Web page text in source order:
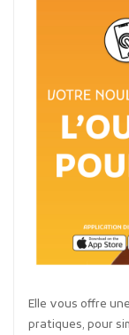
Elle vous offre
pratiques, pour